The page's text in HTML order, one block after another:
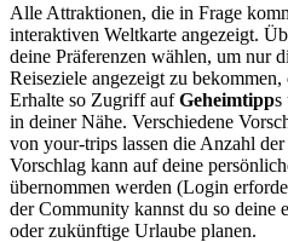
Alle Attraktionen, die in Frage
interaktiven Weltkarte angezeigt.
deine Präferenzen wählen, um nur
Reiseziele angezeigt zu
Erhalte so Zugriff aufGeheimtipps
in deiner Nähe. Verschiedene
von your-trips lassen die Anzahl
Vorschlag kann auf deine
übernommen werden (Login
der Community kannst du so deine
oder zukünftige Urlaube planen.